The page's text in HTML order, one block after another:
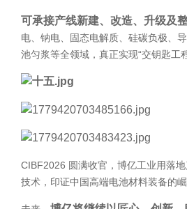
可承接产线新建、改造、升级及
电、钠电、固态电解质、硅碳负极、
池匀浆等全领域，真正实现“交钥匙工程
CIBF2026 圆满收官，博亿工业用落
技术，印证中国高端电池材料装备的崛